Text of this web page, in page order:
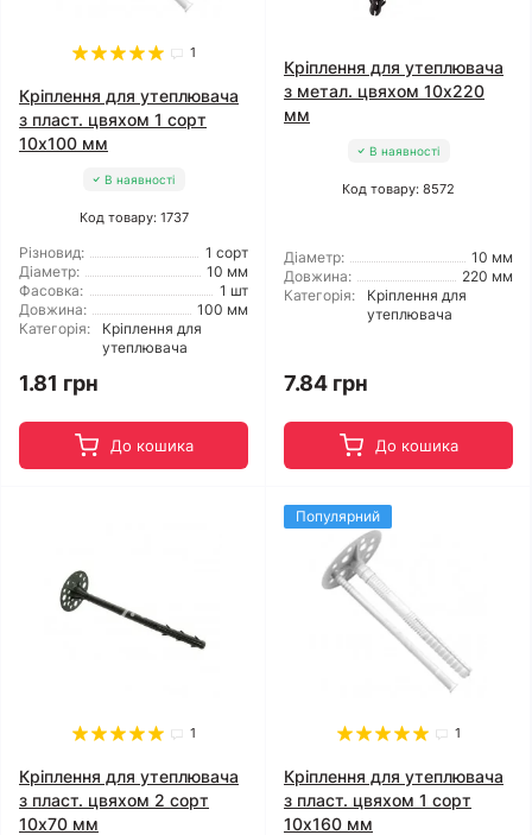
1
Кріплення для утеплювача
з пласт. цвяхом 1 сорт
10x100 мм
В наявності
Код товару: 1737
Різновид:
1 сорт
Діаметр:
10 мм
Фасовка:
1 шт
Довжина:
100 мм
Категорія:
Кріплення для
утеплювача
1.81 грн
До кошика
Кріплення для утеплювача
з метал. цвяхом 10x220
мм
В наявності
Код товару: 8572
Діаметр:
10 мм
Довжина:
220 мм
Категорія:
Кріплення для
утеплювача
7.84 грн
До кошика
1
Кріплення для утеплювача
з пласт. цвяхом 2 сорт
10x70 мм
Популярний
1
Кріплення для утеплювача
з пласт. цвяхом 1 сорт
10x160 мм